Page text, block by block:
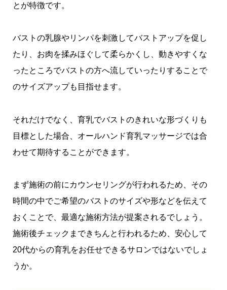
とが特徴です。
バストの乳腺やリンパを刺激してバストアップを促し
たり、お肉を揉みほぐして柔らかくし、動きやすくな
ったところでバストの方へ流していったりすることで
のサイズアップも目指せます。
それだけでなく、育乳でバストのきれいな形づくりも
目標とした場合、オールハンド育乳マッサージでは合
わせて期待することができます。
まず施術の前にカウンセリングが行われるため、その
時間の中でご希望のバストのサイズや形などを伝えて
おくことで、最適な施術方法が提案されるでしょう。
施術後チェックまできちんと行われるため、安心して
20代からの育乳をお任せできるサロンではないでしょ
うか。